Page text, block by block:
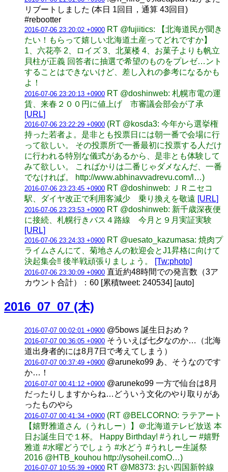
リブートしました (本日 1回目，通算 43回目)
#rebootter
2016-07-06 23:20:02 +0900 RT @fujiitics: 【北海道民が聞き
たい！もらって嬉しい北海道土産ってどれですか】
1、六花亭 2、ロイズ 3、北菓楼 4、お菓子よりも帆立
貝柱が正義 回答者に抽選で希望のものをプレゼ…ント
することはできないけど、差し入れの参考になるかも
よ！
2016-07-06 23:20:13 +0900 RT @doshinweb: 札幌市電の運
賃、来春２００円に値上げ 市審議会部会が了承
[URL]
2016-07-06 23:22:29 +0900 (RT @kosda3: 今年から選挙権
持った若者よ。是非とも投票日には朝一番で会場に行
って欲しい。 その投票所で一番最初に投票する人だけ
に行われる特別な儀式があるから、是非とも体験して
みて欲しい。 こればかりは二番じゃダメなんだ、一番
でなければ。 http://www.abhinavvadrevu.com/l…)
2016-07-06 23:23:45 +0900 RT @doshinweb: ＪＲニセコ
駅、ダイヤ改正で利用客減少 乗り換えを敬遠 [URL]
2016-07-06 23:23:53 +0900 RT @doshinweb: 新千歳深夜便
に接続、札幌行きバス４路線 今月と９月実証実験
[URL]
2016-07-06 23:24:33 +0900 RT @uesato_kazumasa: 焼肉プ
ライムさんにて、菊地さんの歓迎会とJ1昇格に向けて
決起集会‼︎ 後半戦頑張りましょう。
[Tw:photo]
2016-07-06 23:30:09 +0900 直近約48時間での発言数（3ア
カウント合計）：60 [累積tweet: 240534] [auto]
2016_07_07 (木)
2016-07-07 00:02:01 +0900 @5bows 誕生日おめ？
2016-07-07 00:36:05 +0900 そういえば七夕なのか…（北海
道出身者的には8月7日で考えてしまう）
2016-07-07 00:37:49 +0900 @aruneko99 あ、そうなのです
か…！
2016-07-07 00:41:12 +0900 @aruneko99 一方で仙台は8月
だったりしますからね…どういう文化のやり取りがあ
ったものやら
2016-07-07 00:41:34 +0900 (RT @BELCORNO: ラテアート
【嬉野雅道さん（うれしー）】＠北海道テレビ放送 本
日お誕生日で１杯。 Happy Birthday! #うれしー #嬉野
雅道 #水曜どうでしょう #水どう #うれしー生誕祭
2016 @HTB_kouhou http://ysoheil.comO…)
2016-07-07 10:55:39 +0900 RT @M8373: おい四国新幹線